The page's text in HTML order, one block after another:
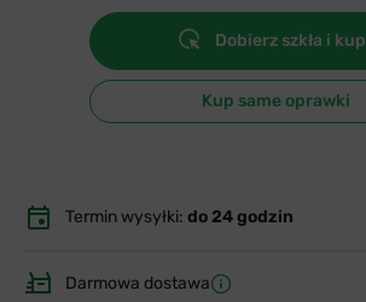
Dobierz szkła i kup
Kup same oprawki
Termin wysyłki: do 24 godzin
Darmowa dostawa